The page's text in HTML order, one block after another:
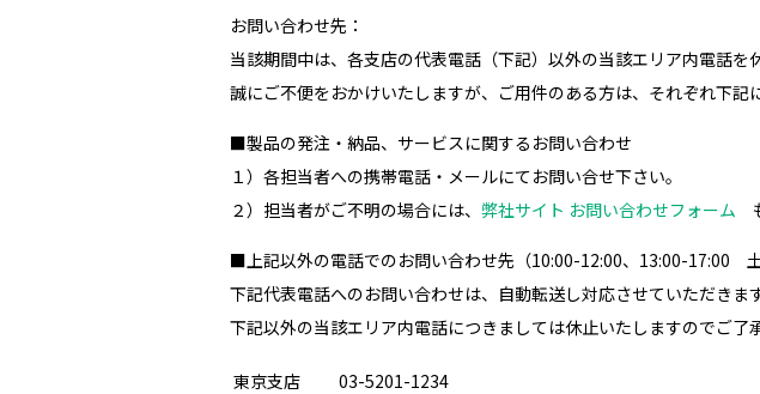
お問い合わせ先：
当該期間中は、各支店の代表電話（下記）以外の当該エリア内電話を
誠にご不便をおかけいたしますが、ご用件のある方は、それぞれ下
■製品の発注・納品、サービスに関するお問い合わせ
１）各担当者への携帯電話・メールにてお問い合せ下さい。
２）担当者がご不明の場合には、 弊社サイト お問い合わせフォーム
■上記以外の電話でのお問い合わせ先（10:00-12:00、13:00-17:00 土
下記代表電話へのお問い合わせは、自動転送し対応させていただきます
下記以外の当該エリア内電話につきましては休止いたしますのでご了
東京支店
03-5201-1234